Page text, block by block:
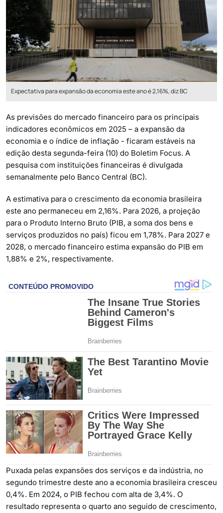
Expectativa para expansão da economia este ano é 2,16%, diz BC
As previsões do mercado financeiro para os principais
indicadores econômicos em 2025 – a expansão da
economia e o índice de inflação - ficaram estáveis na
edição desta segunda-feira (10) do Boletim Focus. A
pesquisa com instituições financeiras é divulgada
semanalmente pelo Banco Central (BC).
A estimativa para o crescimento da economia brasileira
este ano permaneceu em 2,16%. Para 2026, a projeção
para o Produto Interno Bruto (PIB, a soma dos bens e
serviços produzidos no país) ficou em 1,78%. Para 2027 e
2028, o mercado financeiro estima expansão do PIB em
1,88% e 2%, respectivamente.
Puxada pelas expansões dos serviços e da indústria, no
segundo trimestre deste ano a economia brasileira cresceu
0,4%. Em 2024, o PIB fechou com alta de 3,4%. O
resultado representa o quarto ano seguido de crescimento,